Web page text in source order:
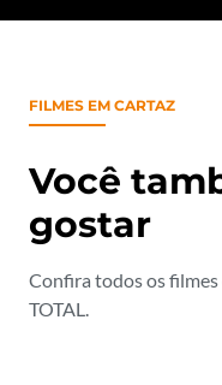
FILMES EM CARTAZ
Você
gostar
Confira todos os
TOTAL.